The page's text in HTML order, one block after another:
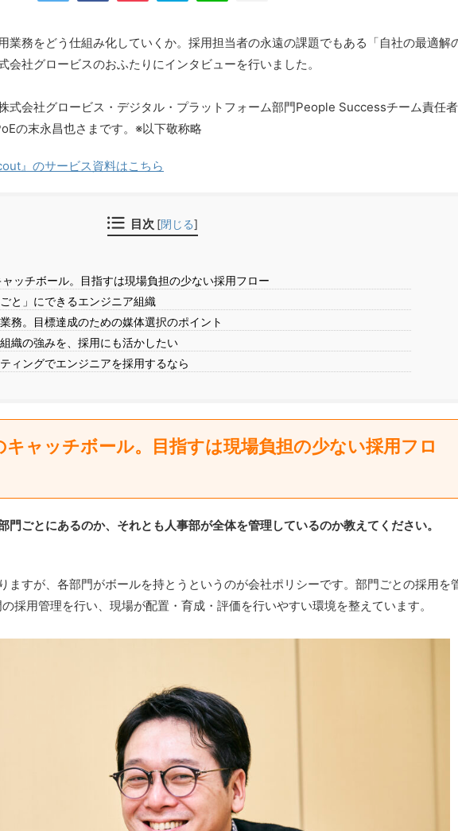
業務をどう仕組み化していくか。採用担当者の永遠の課題でもある「自社の最適解
会社グロービスのおふたりにインタビューを行いました。
式会社グロービス・デジタル・プラットフォーム部門People Successチーム責任者
の末永昌也さまです。※以下敬称略
』のサービス資料はこちら
目次 [閉じる]
ッチボール。目指すは現場負担の少ない採用フロー
と」にできるエンジニア組織
務。目標達成のための媒体選択のポイント
織の強みを、採用にも活かしたい
ィングでエンジニアを採用するなら
キャッチボール。目指すは現場負担の少ない採用フロ
門ごとにあるのか、それとも人事部が全体を管理しているのか教えてください。
ますが、各部門がボールを持とうというのが会社ポリシーです。部門ごとの採用を
採用管理を行い、現場が配置・育成・評価を行いやすい環境を整えています。